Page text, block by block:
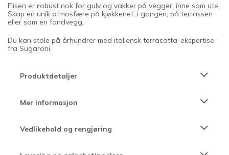
Flisen er robust nok for gulv og vakker på vegger, inne som ute.
Skap en unik atmosfære på kjøkkenet, i gangen, på terrassen
eller som en fondvegg.
Du kan stole på århundrer med italiensk terracotta-ekspertise
fra Sugaroni.
Produktdetaljer
Mer informasjon
Vedlikehold og rengjøring